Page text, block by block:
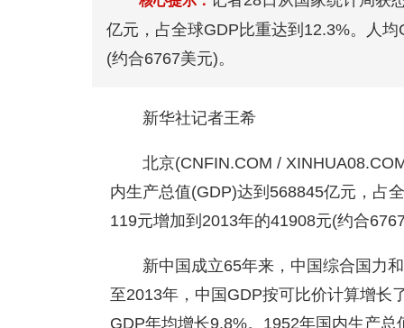
亿元，占全球GDP比重达到12.3%。人
(约合6767美元)。
新华社记者王希
北京(CNFIN.COM /
内生产总值(GDP)达到568845亿元，占
119元增加到2013年的41908元(约合6767
新中国成立65年来，中国综合国力
至2013年，中国GDP按可比价计算增长
GDP年均增长9.8%。1952年国内生产